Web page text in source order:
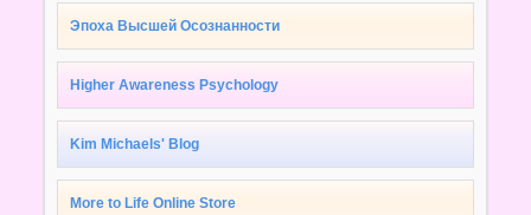
Эпоха Высшей Осознанности
Higher Awareness Psychology
Kim Michaels' Blog
More to Life Online Store